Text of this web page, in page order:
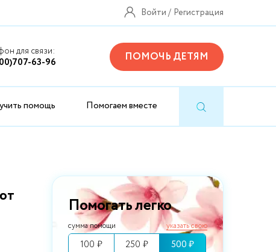
Войти Регистрация
для связи:
63-96 ПОМОЧЬ ДЕТЯМ
помощь Помогаем вместе
Помогать легко
сумма помощи указать свою
100 ₽ 250 ₽ 500 ₽